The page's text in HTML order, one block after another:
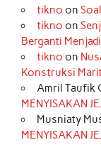
b
o
k
a
r
a
m
tikno on
tikno on
Berganti
tikno on
Konstruksi
Amril Taufik
MENYISAKAN
Musniaty
MENYISAKAN